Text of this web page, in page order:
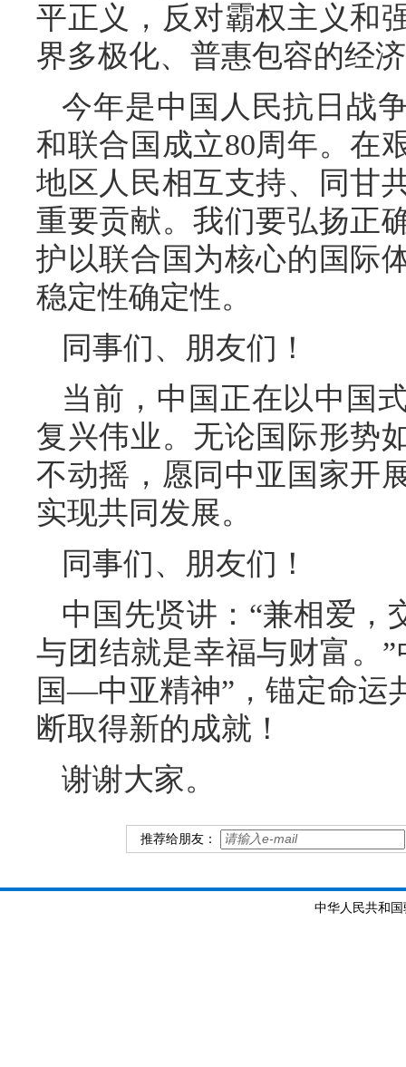
平正义，反对霸权主义和
界多极化、普惠包容的经
今年是中国人民抗日战
和联合国成立80周年。在
地区人民相互支持、同甘
重要贡献。我们要弘扬正
护以联合国为核心的国际
稳定性确定性。
同事们、朋友们！
当前，中国正在以中国
复兴伟业。无论国际形势
不动摇，愿同中亚国家开
实现共同发展。
同事们、朋友们！
中国先贤讲：“兼相爱，
与团结就是幸福与财富。
国—中亚精神”，锚定命运
断取得新的成就！
谢谢大家。
推荐给朋友：
中华人民共和